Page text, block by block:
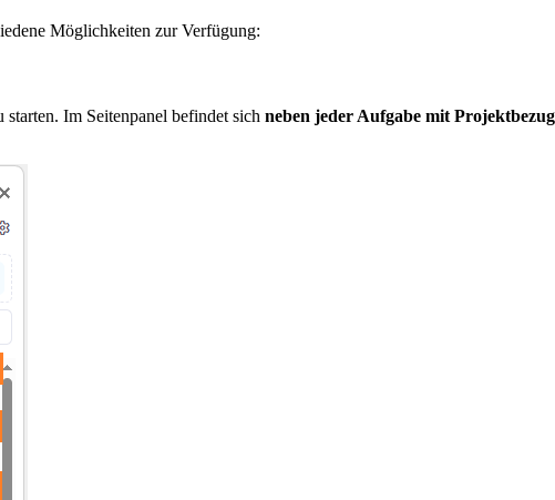
Möglichkeiten zur Verfügung:
Im Seitenpanel befindet sich neben jeder Aufgabe mit